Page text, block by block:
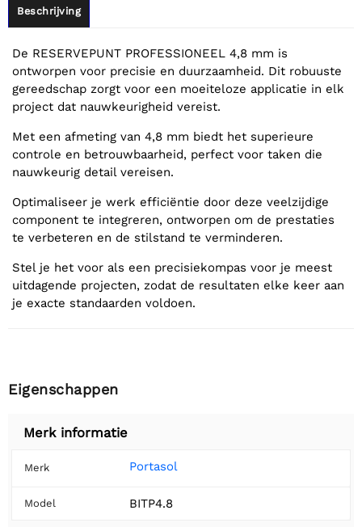
Beschrijving
De RESERVEPUNT PROFESSIONEEL 4,8 mm is
ontworpen voor precisie en duurzaamheid. Dit robuuste
gereedschap zorgt voor een moeiteloze applicatie in elk
project dat nauwkeurigheid vereist.
Met een afmeting van 4,8 mm biedt het superieure
controle en betrouwbaarheid, perfect voor taken die
nauwkeurig detail vereisen.
Optimaliseer je werk efficiëntie door deze veelzijdige
component te integreren, ontworpen om de prestaties
te verbeteren en de stilstand te verminderen.
Stel je het voor als een precisiekompas voor je meest
uitdagende projecten, zodat de resultaten elke keer aan
je exacte standaarden voldoen.
Eigenschappen
Merk informatie
Merk Portasol
Model BITP4.8